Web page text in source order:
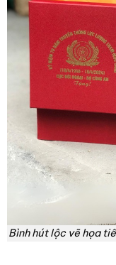
Bình hút lộc vẽ họa